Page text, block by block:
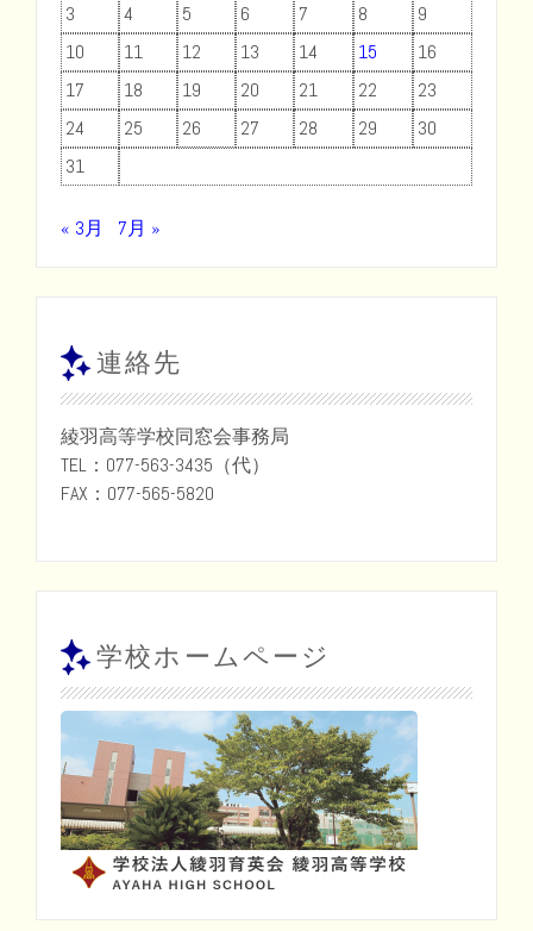
3
4 5 6 7 8
9
10
11 12 13 14 15
16
17
18 19 20 21 22
23
24
25 26 27 28 29
30
31
« 3月 7月 »
連絡先
綾羽高等学校同窓会事務局
TEL：077-563-3435（代）
FAX：077-565-5820
学校ホームページ